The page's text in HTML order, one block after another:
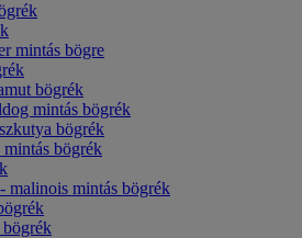
mintás bögre
bögrék
mintás bögrék
bögrék
mintás bögrék
malinois mintás bögrék